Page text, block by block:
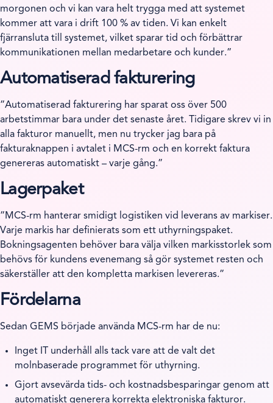
morgonen och vi kan vara helt trygga med att systemet
kommer att vara i drift 100 % av tiden. Vi kan enkelt
fjärransluta till systemet, vilket sparar tid och förbättrar
kommunikationen mellan medarbetare och kunder.”
Automatiserad fakturering
”Automatiserad fakturering har sparat oss över 500
arbetstimmar bara under det senaste året. Tidigare skrev vi in
alla fakturor manuellt, men nu trycker jag bara på
fakturaknappen i avtalet i MCS-rm och en korrekt faktura
genereras automatiskt – varje gång.”
Lagerpaket
”MCS-rm hanterar smidigt logistiken vid leverans av markiser.
Varje markis har definierats som ett uthyrningspaket.
Bokningsagenten behöver bara välja vilken markisstorlek som
behövs för kundens evenemang så gör systemet resten och
säkerställer att den kompletta markisen levereras.”
Fördelarna
Sedan GEMS började använda MCS-rm har de nu:
Inget IT underhåll alls tack vare att de valt det
molnbaserade programmet för uthyrning.
Gjort avsevärda tids- och kostnadsbesparingar genom att
automatiskt generera korrekta elektroniska fakturor.